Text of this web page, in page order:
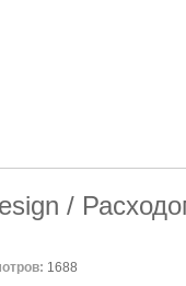
/
1688